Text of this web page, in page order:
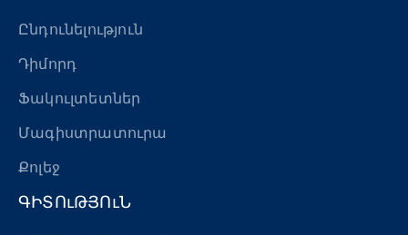
Ընդունելություն
Դիմորդ
Ֆակուլտետներ
Մագիստրատուրա
Քոլեջ
ԳԻՏՈւԹՅՈւՆ